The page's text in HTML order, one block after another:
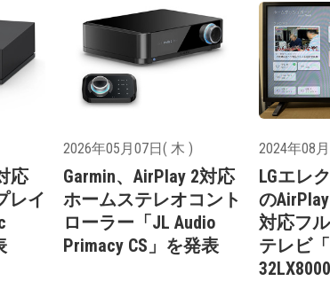
応
レイ
2026年05月07日( 木 )
Garmin、AirPlay 2対応
ホームステレオコント
ローラー「JL Audio
Primacy CS」を発表
2024年08
LGエレ
の
対応フ
テレビ「